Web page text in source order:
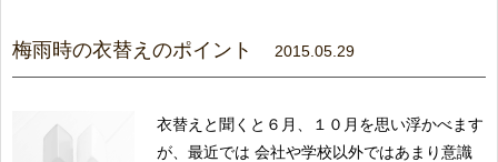
梅雨時の衣替えのポイント 2015.05.29
衣替えと聞くと６月、１０月を思い浮かべます
が、最近では 会社や学校以外ではあまり意識